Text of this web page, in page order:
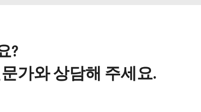
?
가와 상담해 주세요.